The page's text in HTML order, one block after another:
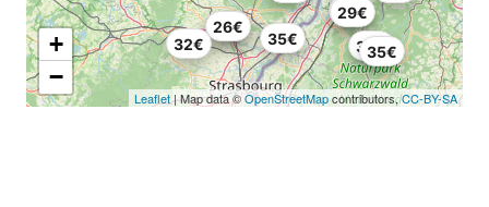
26€
26€
29€
30€
32€ 35€
35€
35€
+
−
Leaflet| Map data ©OpenStreetMapcontributors,CC-BY-SA